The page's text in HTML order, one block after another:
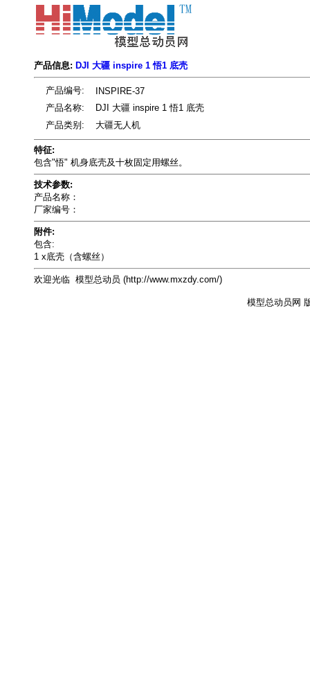
产品信息: DJI 大疆 inspire 1 悟1 底壳
产品编号:
INSPIRE-37
产品名称:
DJI 大疆 inspire 1 悟1 底壳
产品类别:
大疆无人机
特征:
包含"悟" 机身底壳及十枚固定用螺丝。
技术参数:
产品名称：
厂家编号：
附件:
包含:
1 x底壳（含螺丝）
欢迎光临 模型总动员 (http://www.mxzdy.com/)
模型总动员网